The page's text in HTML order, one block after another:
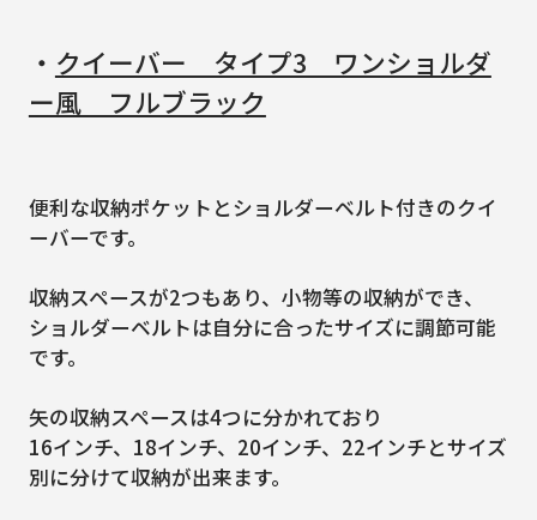
・ クイーバー タイプ3 ワンショルダ
ー風 フルブラック
便利な収納ポケットとショルダーベルト付きのクイ
ーバーです。
収納スペースが2つもあり、小物等の収納ができ、
ショルダーベルトは自分に合ったサイズに調節可能
です。
矢の収納スペースは4つに分かれており
16インチ、18インチ、20インチ、22インチとサイズ
別に分けて収納が出来ます。